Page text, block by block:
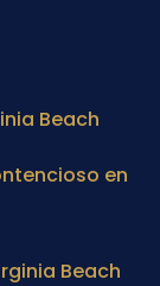
Beach
en
Beach